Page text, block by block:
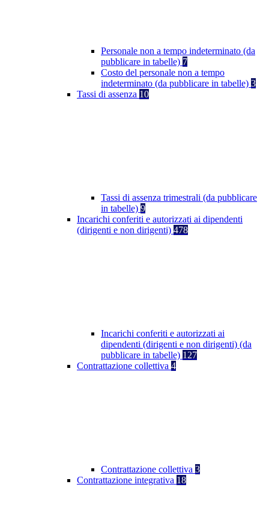
Personale non a tempo indeterminato (da
pubblicare in tabelle) 7
Costo del personale non a tempo
indeterminato (da pubblicare in tabelle) 3
Tassi di assenza 10
Tassi di assenza trimestrali (da pubblicare
in tabelle) 9
Incarichi conferiti e autorizzati ai dipendenti
(dirigenti e non dirigenti) 478
Incarichi conferiti e autorizzati ai
dipendenti (dirigenti e non dirigenti) (da
pubblicare in tabelle) 127
Contrattazione collettiva 4
Contrattazione collettiva 3
Contrattazione integrativa 18